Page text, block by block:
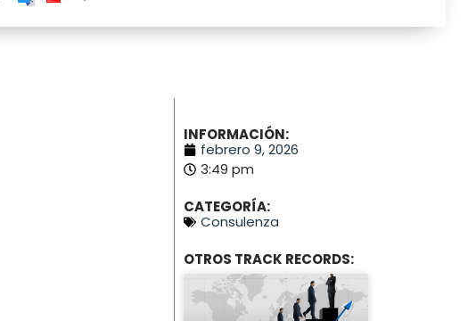
INFORMACIÓN:
febrero 9, 2026
3:49 pm
CATEGORÍA:
Consulenza
OTROS TRACK RECORDS: